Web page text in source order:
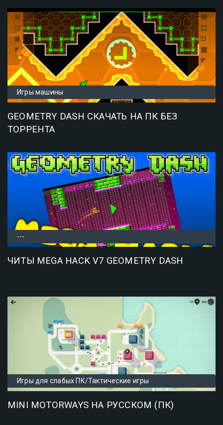
Игры машины
GEOMETRY DASH СКАЧАТЬ НА ПК БЕЗ
ТОРРЕНТА
---
ЧИТЫ MEGA HACK V7 GEOMETRY DASH
Игры для слабых ПК/Тактические игры
MINI MOTORWAYS НА РУССКОМ (ПК)